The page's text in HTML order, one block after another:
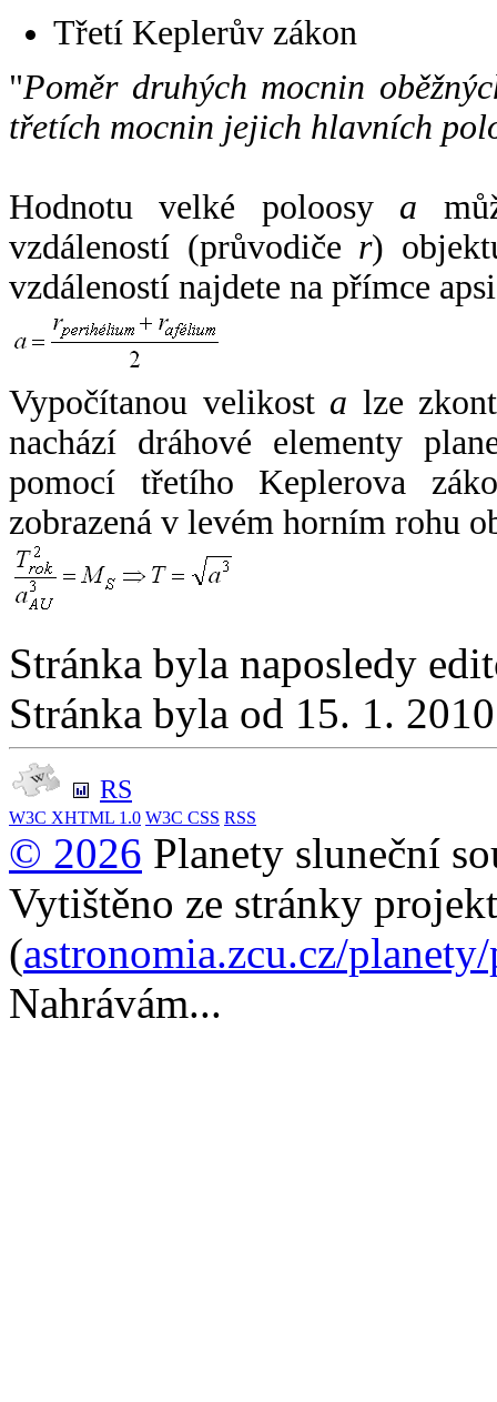
Třetí Keplerův zákon
"Poměr druhých mocnin
třetích mocnin jejich hlavních
Hodnotu velké poloosy a
vzdáleností (průvodiče r)
vzdáleností najdete na přímce
Vypočítanou velikost a lze
nachází dráhové elementy
pomocí třetího Keplerova
zobrazená v levém horním rohu
Stránka byla naposledy
Stránka byla od 15. 1.
RS
W3C XHTML 1.0 W3C CSS RSS
© 2026 Planety sluneční
Vytištěno ze stránky
(astronomia.zcu.cz/
Nahrávám...